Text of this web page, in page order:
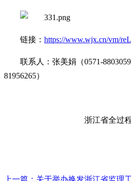
链接： https://www.wjx.cn/vm/
联系人：张美娟（0571-
81956265）
浙江省全过
上一篇： 关于举办换发浙江省监理